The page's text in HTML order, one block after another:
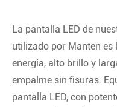
La pantalla LED de
utilizado por Manten es
energía, alto brillo y
empalme sin fisuras.
pantalla LED, con